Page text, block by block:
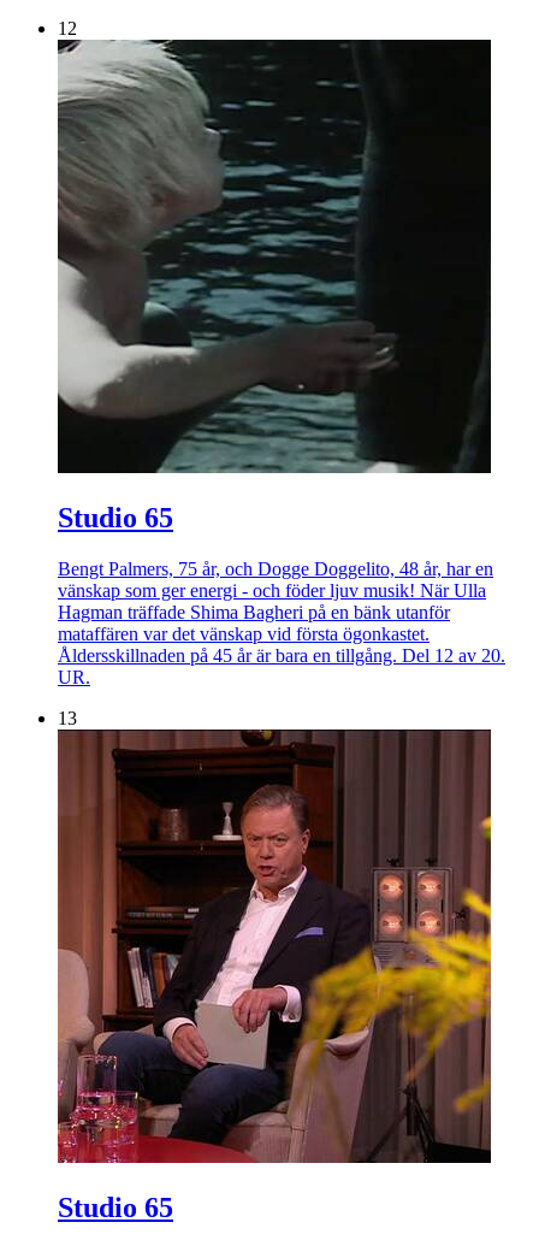
12
Studio 65
Bengt Palmers, 75 år, och Dogge Doggelito, 48 år, har en
vänskap som ger energi - och föder ljuv musik! När Ulla
Hagman träffade Shima Bagheri på en bänk utanför
mataffären var det vänskap vid första ögonkastet.
Åldersskillnaden på 45 år är bara en tillgång. Del 12 av 20.
UR.
13
Studio 65